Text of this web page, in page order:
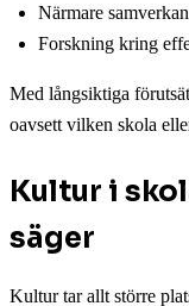
Närmare
Forskning kring
Med långsiktiga
oavsett vilken skola
Kultur i
säger
Kultur tar allt större